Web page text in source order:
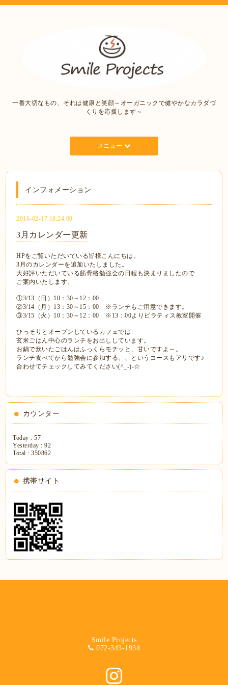
一番大切なもの、それは健康と笑顔～オーガニックで健やかなカラダづ
くりを応援します～
メニュー
インフォメーション
2016-02-17 18:24:00
3月カレンダー更新
HPをご覧いただいている皆様こんにちは。
3月のカレンダーを追加いたしました。
大好評いただいている筋骨格勉強会の日程も決まりましたので
ご案内いたします。
①3/13（日）10：30～12：00
②3/14（月）13：30～15：00 ※ランチもご用意できます。
③3/15（火）10：30～12：00 ※13：00よりピラティス教室開催
ひっそりとオープンしているカフェでは
玄米ごはん中心のランチをお出ししています。
お鍋で炊いたごはんはふっくらモチッと、甘いですよ～。
ランチ食べてから勉強会に参加する、、というコースもアリです♪
合わせてチェックしてみてください(^_-)-☆
カウンター
Today :57
Yesterday :92
Total :350862
携帯サイト
Smile Projects
072-343-1934